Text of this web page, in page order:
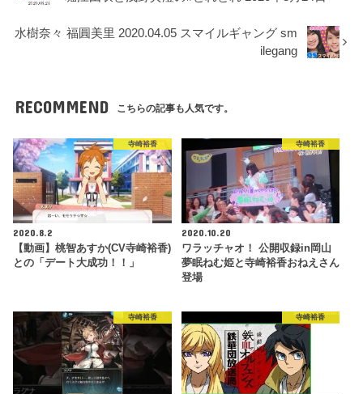
水樹奈々 福圓美里 2020.04.05 スマイルギャング sm
ilegang
RECOMMEND こちらの記事も人気です。
寺崎裕香
2020.8.2
【動画】桃智あすか(CV寺崎裕香)
との「デート大成功！！」
寺崎裕香
2020.10.20
ワラッチャオ！ 公開収録in岡山
夢眠ねむ姫と寺崎裕香おねえさん
登場
寺崎裕香 寺崎裕香